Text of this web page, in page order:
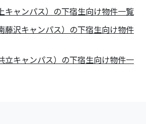
キャンパス）の下宿生向け物件一覧
藤沢キャンパス）の下宿生向け物件
立キャンパス）の下宿生向け物件一